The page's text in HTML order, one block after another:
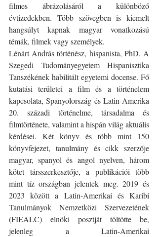
filmes ábrázolásáról a különböző
évtizedekben. Több szövegben is kiemelt
hangsúlyt kapnak magyar vonatkozású
témák, filmek vagy személyek.
Lénárt András történész, hispanista, PhD. A
Szegedi Tudományegyetem Hispanisztika
Tanszékének habilitált egyetemi docense. Fő
kutatási területei a film és a történelem
kapcsolata, Spanyolország és Latin-Amerika
20. századi történelme, társadalma és
filmtörténete, valamint a hispán világ aktuális
kérdései. Két könyv és több mint 150
könyvfejezet, tanulmány és cikk szerzője
magyar, spanyol és angol nyelven, három
kötet társszerkesztője, a publikációi több
mint tíz országban jelentek meg. 2019 és
2023 között a Latin-Amerikai és Karibi
Tanulmányok Nemzetközi Szervezetének
(FIEALC) elnöki posztját töltötte be,
jelenleg a Latin-Amerikai